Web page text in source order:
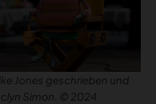
Jones geschrieben und
Simon. © 2024